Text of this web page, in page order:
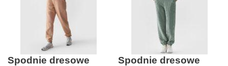
Spodnie dresowe
Spodnie dresowe